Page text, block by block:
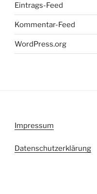
Eintrags-Feed
Kommentar-Feed
WordPress.org
Impressum
Datenschutzerklärung